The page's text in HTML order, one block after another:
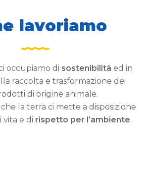
lavoriamo
occupiamo di sostenibilità ed in
raccolta e trasformazione dei
di origine animale.
la terra ci mette a disposizione
vita e di rispetto per l’ambiente.